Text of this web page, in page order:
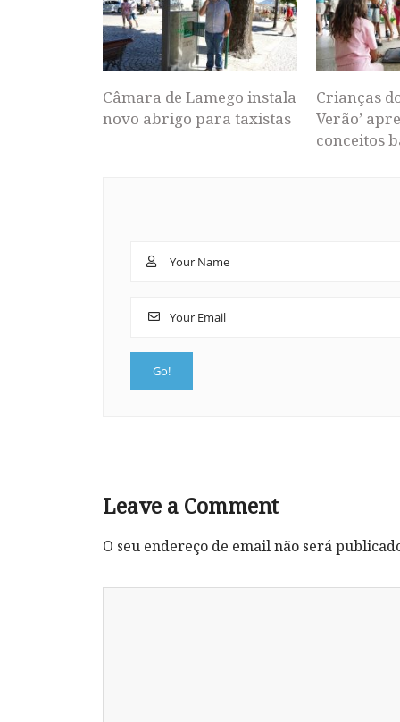
Câmara de Lamego instala
novo abrigo para taxistas
Crianças
Verão’
conceitos
Leave a Comment
O seu endereço de email não será